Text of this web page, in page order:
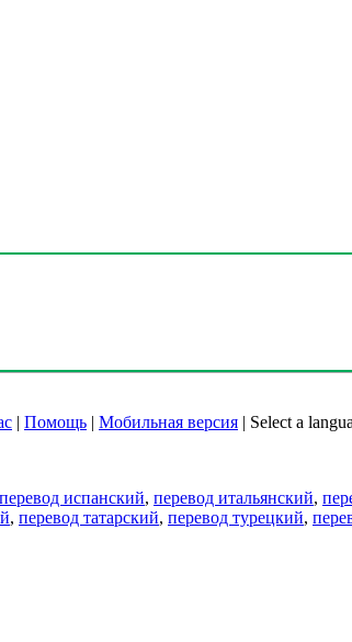
| Помощь | Мобильная версия | Select a
перевод испанский, перевод итальянский,
, перевод татарский, перевод турецкий,